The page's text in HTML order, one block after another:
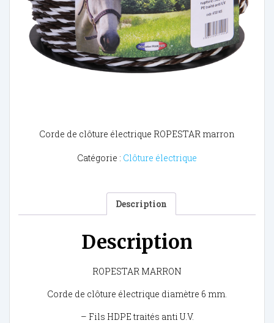
Corde de clôture électrique ROPESTAR marron
Catégorie : Clôture électrique
Description
Description
ROPESTAR MARRON
Corde de clôture électrique diamètre 6 mm.
– Fils HDPE traités anti U.V.